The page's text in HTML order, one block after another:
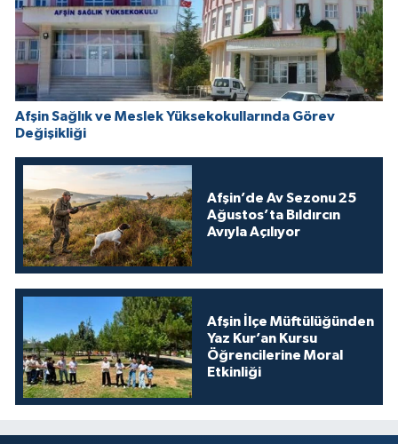
Afşin Sağlık ve Meslek Yüksekokullarında Görev
Değişikliği
Afşin’de Av Sezonu 25
Ağustos’ta Bıldırcın
Avıyla Açılıyor
Afşin İlçe Müftülüğünden
Yaz Kur’an Kursu
Öğrencilerine Moral
Etkinliği